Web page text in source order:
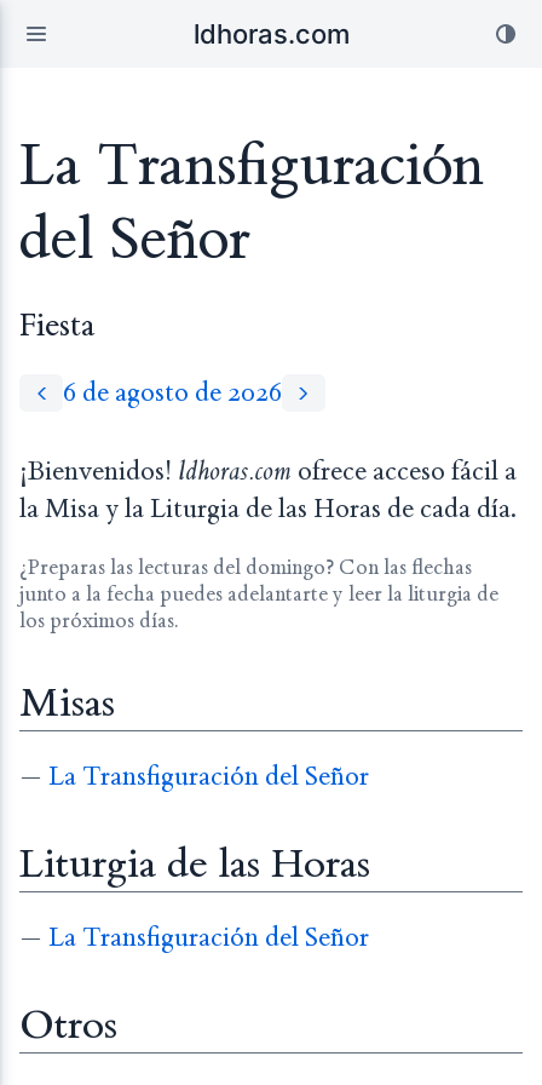
ldhoras.com
La Transfiguración
del Señor
Fiesta
6 de agosto de 2026
¡Bienvenidos! ldhoras.com ofrece acceso fácil a
la Misa y la Liturgia de las Horas de cada día.
¿Preparas las lecturas del domingo? Con las flechas
junto a la fecha puedes adelantarte y leer la liturgia de
los próximos días.
Misas
— La Transfiguración del Señor
Liturgia de las Horas
— La Transfiguración del Señor
Otros